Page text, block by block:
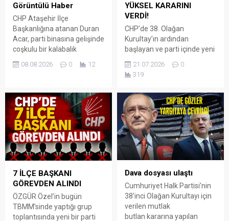
Görüntülü Haber
CHP Ataşehir İlçe
Başkanlığına atanan Duran
Acar, parti binasına gelişinde
coşkulu bir kalabalık
Konuşmasında birlik ve
büyüterek devraldıkları
bayrağı zirveye
taşıyacaklarını vurguladı.
Mahkeme tarafından Kemal
Kılıçdaroğlu’nun yeniden
genel başkanlığa
atanmasının ardından
Özgür Özel ve Ekrem
İmamoğlu, “Yeni Parti”yi
kurarak CHP’den ayrıldılar.
Türkiye’nin...
08.08.2026 0 12
YÜKSEL KARARINI
VERDİ!
CHP’de 38. Olağan
Kurultay’ın ardından
başlayan ve parti içinde yeni
atılırken, Kartal Belediye
Başkanı Gökhan Yüksel’in de
sürüldü. Mahkeme
tarafından iptal edilen
kurultay sürecinde Kemal
Kılıçdaroğlu’ndan ayrılarak
Özgür Özel ve Ekrem
İmamoğlu’nun öncülüğünü
yaptığı “değişim” hareketine
destek veren Yüksel’in,
CHP’den ayrılarak
kurulması...
21.07.2026
0
319
7 İLÇE BAŞKANI
GÖREVDEN ALINDI
ÖZGÜR Özel’in bugün
TBMM’sinde yaptığı grup
toplantısında yeni bir parti
Dava dosyası ulaştı
Cumhuriyet Halk Partisi’nin
38’inci Olağan Kurultayı için
verilen mutlak
butlan kararına yapılan